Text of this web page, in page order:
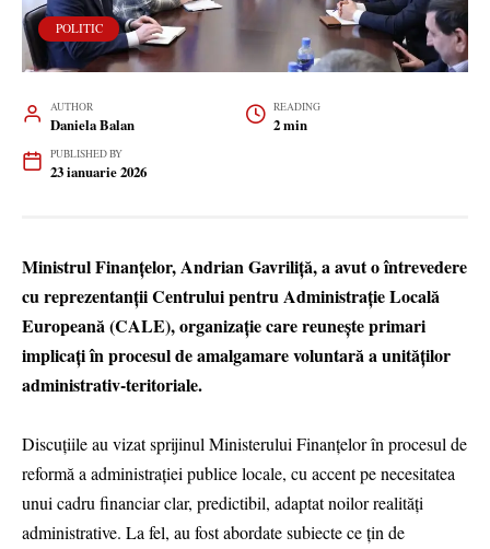
POLITIC
AUTHOR
Daniela Balan
READING
2 min
PUBLISHED BY
23 ianuarie 2026
Ministrul Finanțelor, Andrian Gavriliță, a avut o întrevedere
cu reprezentanții Centrului pentru Administrație Locală
Europeană (CALE), organizație care reunește primari
implicați în procesul de amalgamare voluntară a unităților
administrativ-teritoriale.
Discuțiile au vizat sprijinul Ministerului Finanțelor în procesul de
reformă a administrației publice locale, cu accent pe necesitatea
unui cadru financiar clar, predictibil, adaptat noilor realități
administrative. La fel, au fost abordate subiecte ce țin de